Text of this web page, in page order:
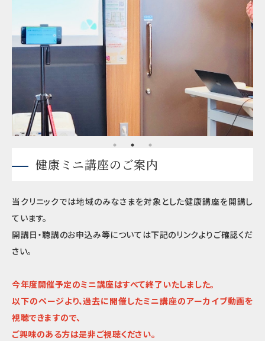
健康ミニ講座のご案内
当クリニックでは地域のみなさまを対象とした健康講座を開講し
ています。
開講日・聴講のお申込み等については下記のリンクよりご確認くだ
さい。
今年度開催予定のミニ講座はすべて終了いたしました。
以下のページより、過去に開催したミニ講座のアーカイブ動画を
視聴できますので、
ご興味のある方は是非ご視聴ください。